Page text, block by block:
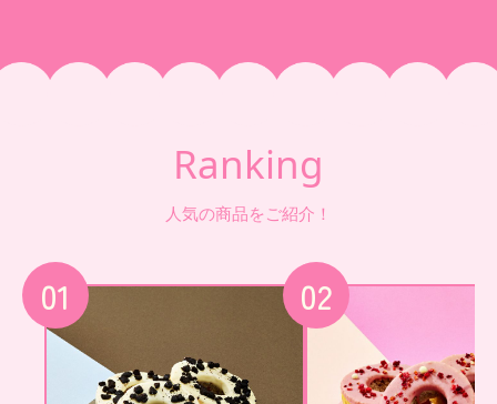
Ranking
人気の商品をご紹介！
01 02